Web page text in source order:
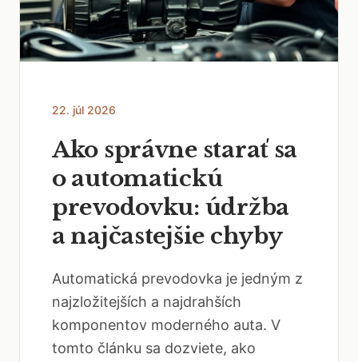
22. júl 2026
Ako správne starať sa
o automatickú
prevodovku: údržba
a najčastejšie chyby
Automatická prevodovka je jedným z
najzložitejších a najdrahších
komponentov moderného auta. V
tomto článku sa dozviete, ako